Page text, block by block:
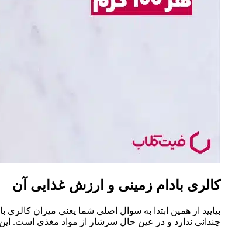
کالری بادام زمینی و ارزش غذایی آن
بیایید از همین ابتدا به سوال اصلی شما یعنی میزان کالری
چندانی ندارد و در عین حال سرشار از مواد مغذی است.